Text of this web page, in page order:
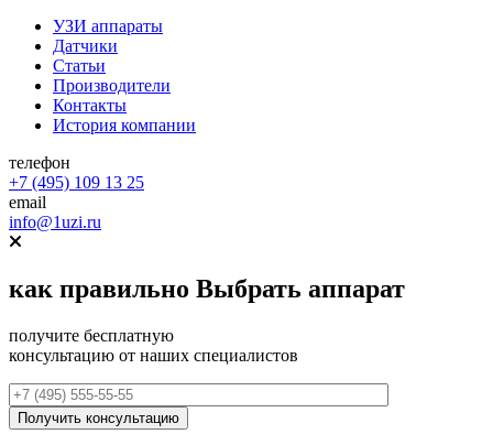
УЗИ аппараты
Датчики
Статьи
Производители
Контакты
История компании
телефон
+7 (495) 109 13 25
email
info@1uzi.ru
как правильно Выбрать аппарат
получите бесплатную
консультацию от наших специалистов